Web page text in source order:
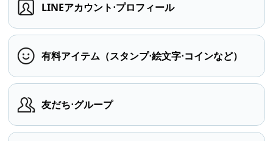
LINEアカウント⋅プロフィール
有料アイテム（スタンプ⋅絵文字⋅コインなど）
友だち⋅グループ